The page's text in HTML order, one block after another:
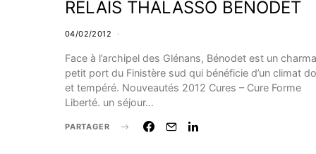
RELAIS THALASSO BENODET
04/02/2012
Face à l’archipel des Glénans, Bénodet est un
petit port du Finistère sud qui bénéficie d’un climat
et tempéré. Nouveautés 2012 Cures – Cure Forme
Liberté. un séjour…
PARTAGER